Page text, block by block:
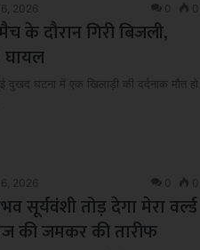
2026 0 0
के दौरान गिरी बिजली,
घायल
दुखद घटना में एक खिलाड़ी की दर्दनाक मौत हो
2026 0 0
सूर्यवंशी तोड़ देगा मेरा वर्ल्ड
की जमकर की तारीफ